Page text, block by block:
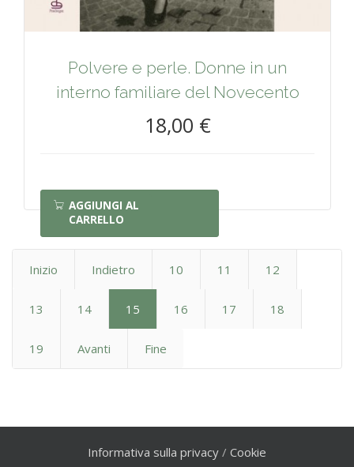
Polvere e perle. Donne in un
interno familiare del Novecento
18,00 €
AGGIUNGI AL
CARRELLO
Inizio Indietro 10 11 12
13 14 15 16 17 18
19 Avanti Fine
Informativa sulla privacy / Cookie